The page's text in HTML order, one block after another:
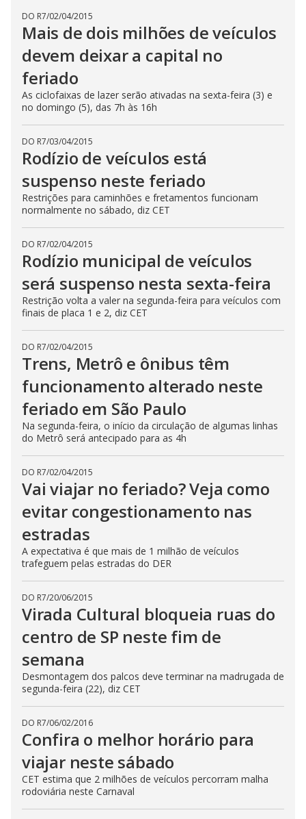
DO R7/02/04/2015
Mais de dois milhões de veículos
devem deixar a capital no
feriado
As ciclofaixas de lazer serão ativadas na sexta-feira (3) e
no domingo (5), das 7h às 16h
DO R7/03/04/2015
Rodízio de veículos está
suspenso neste feriado
Restrições para caminhões e fretamentos funcionam
normalmente no sábado, diz CET
DO R7/02/04/2015
Rodízio municipal de veículos
será suspenso nesta sexta-feira
Restrição volta a valer na segunda-feira para veículos com
finais de placa 1 e 2, diz CET
DO R7/02/04/2015
Trens, Metrô e ônibus têm
funcionamento alterado neste
feriado em São Paulo
Na segunda-feira, o início da circulação de algumas linhas
do Metrô será antecipado para as 4h
DO R7/02/04/2015
Vai viajar no feriado? Veja como
evitar congestionamento nas
estradas
A expectativa é que mais de 1 milhão de veículos
trafeguem pelas estradas do DER
DO R7/20/06/2015
Virada Cultural bloqueia ruas do
centro de SP neste fim de
semana
Desmontagem dos palcos deve terminar na madrugada de
segunda-feira (22), diz CET
DO R7/06/02/2016
Confira o melhor horário para
viajar neste sábado
CET estima que 2 milhões de veículos percorram malha
rodoviária neste Carnaval